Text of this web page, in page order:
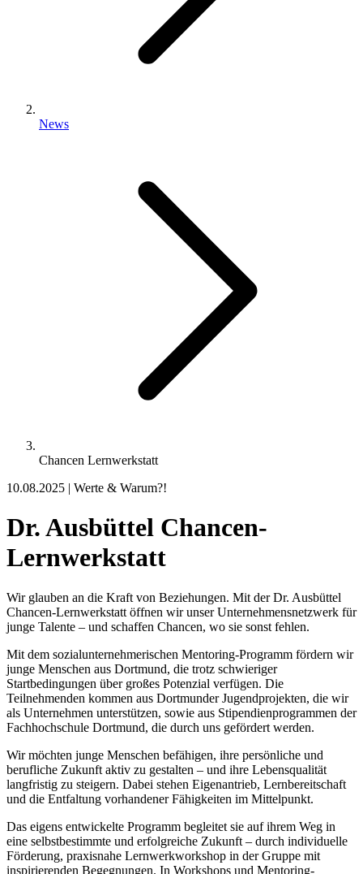
News
Chancen Lernwerkstatt
10.08.2025 | Werte & Warum?!
Dr. Ausbüttel Chancen-
Lernwerkstatt
Wir glauben an die Kraft von Beziehungen. Mit der Dr. Ausbüttel
Chancen-Lernwerkstatt öffnen wir unser Unternehmensnetzwerk für
junge Talente – und schaffen Chancen, wo sie sonst fehlen.
Mit dem sozialunternehmerischen Mentoring-Programm fördern wir
junge Menschen aus Dortmund, die trotz schwieriger
Startbedingungen über großes Potenzial verfügen. Die
Teilnehmenden kommen aus Dortmunder Jugendprojekten, die wir
als Unternehmen unterstützen, sowie aus Stipendienprogrammen der
Fachhochschule Dortmund, die durch uns gefördert werden.
Wir möchten junge Menschen befähigen, ihre persönliche und
berufliche Zukunft aktiv zu gestalten – und ihre Lebensqualität
langfristig zu steigern. Dabei stehen Eigenantrieb, Lernbereitschaft
und die Entfaltung vorhandener Fähigkeiten im Mittelpunkt.
Das eigens entwickelte Programm begleitet sie auf ihrem Weg in
eine selbstbestimmte und erfolgreiche Zukunft – durch individuelle
Förderung, praxisnahe Lernwerkworkshop in der Gruppe mit
inspirierenden Begegnungen. In Workshops und Mentoring-